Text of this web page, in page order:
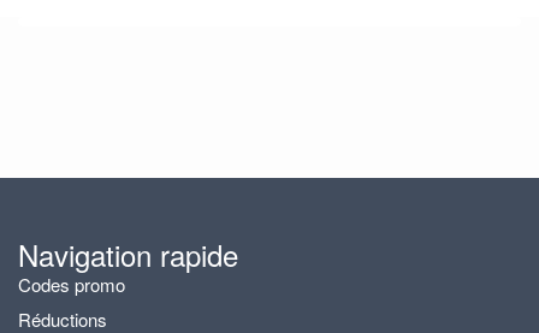
Navigation rapide
Codes promo
Réductions